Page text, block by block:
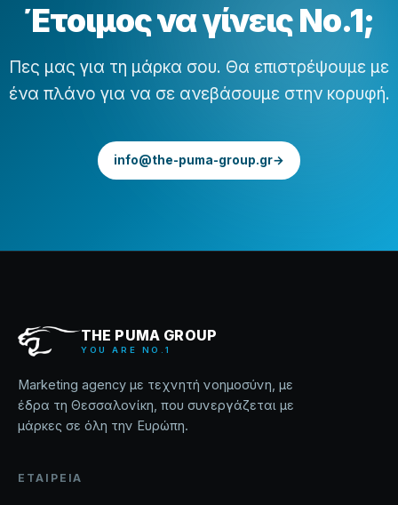
Έτοιμος να γίνεις No.1;
Πες μας για τη μάρκα σου. Θα επιστρέψουμε με
ένα πλάνο για να σε ανεβάσουμε στην κορυφή.
info@the-puma-group.gr→
THE PUMA GROUP
YOU ARE NO.1
Marketing agency με τεχνητή νοημοσύνη, με
έδρα τη Θεσσαλονίκη, που συνεργάζεται με
μάρκες σε όλη την Ευρώπη.
ΕΤΑΙΡΕΊΑ